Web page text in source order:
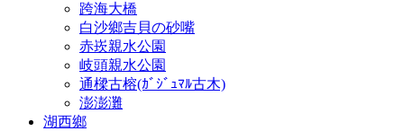
跨海大橋
白沙鄉吉貝の砂嘴
赤崁親水公園
岐頭親水公園
通樑古榕(ｶﾞｼﾞｭﾏﾙ古木)
澎澎灘
湖西鄉